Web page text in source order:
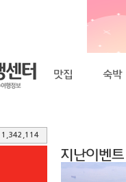
1,342,114